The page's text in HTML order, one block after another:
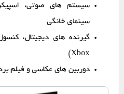
سیستم های صوتی،
سینمای خانگی
Xbox)
دوربین های عکاسی و فیلم